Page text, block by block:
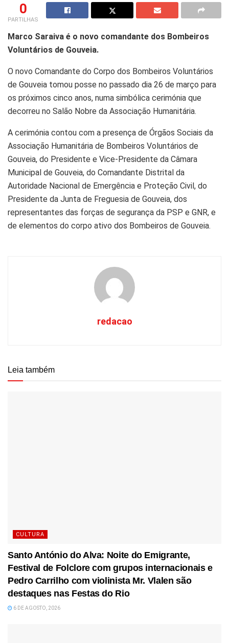
0
PARTILHAS
Marco Saraiva é o novo comandante dos Bombeiros
Voluntários de Gouveia.
O novo Comandante do Corpo dos Bombeiros Voluntários
de Gouveia tomou posse no passado dia 26 de março para
os próximos cinco anos, numa simbólica cerimónia que
decorreu no Salão Nobre da Associação Humanitária.
A cerimónia contou com a presença de Órgãos Sociais da
Associação Humanitária de Bombeiros Voluntários de
Gouveia, do Presidente e Vice-Presidente da Câmara
Municipal de Gouveia, do Comandante Distrital da
Autoridade Nacional de Emergência e Proteção Civil, do
Presidente da Junta de Freguesia de Gouveia, dos
representantes das forças de segurança da PSP e GNR, e
de elementos do corpo ativo dos Bombeiros de Gouveia.
redacao
Leia também
CULTURA
Santo António do Alva: Noite do Emigrante,
Festival de Folclore com grupos internacionais e
Pedro Carrilho com violinista Mr. Vlalen são
destaques nas Festas do Rio
6 DE AGOSTO, 2026